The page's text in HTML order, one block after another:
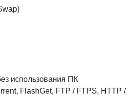
использования ПК
FlashGet, FTP / FTPS, HTTP /